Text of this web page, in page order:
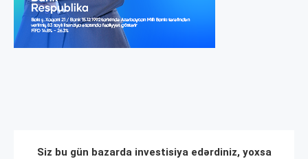
Siz bu gün bazarda investisiya edərdiniz, yoxsa